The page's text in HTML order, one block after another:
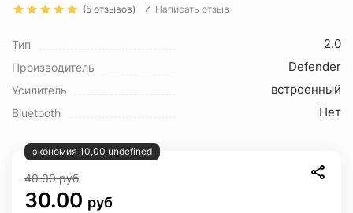
(5 отзывов) Написать отзыв
Тип 2.0
Производитель Defender
Усилитель встроенный
Bluetooth Нет
экономия 10,00 undefined
40.00руб
30.00 руб